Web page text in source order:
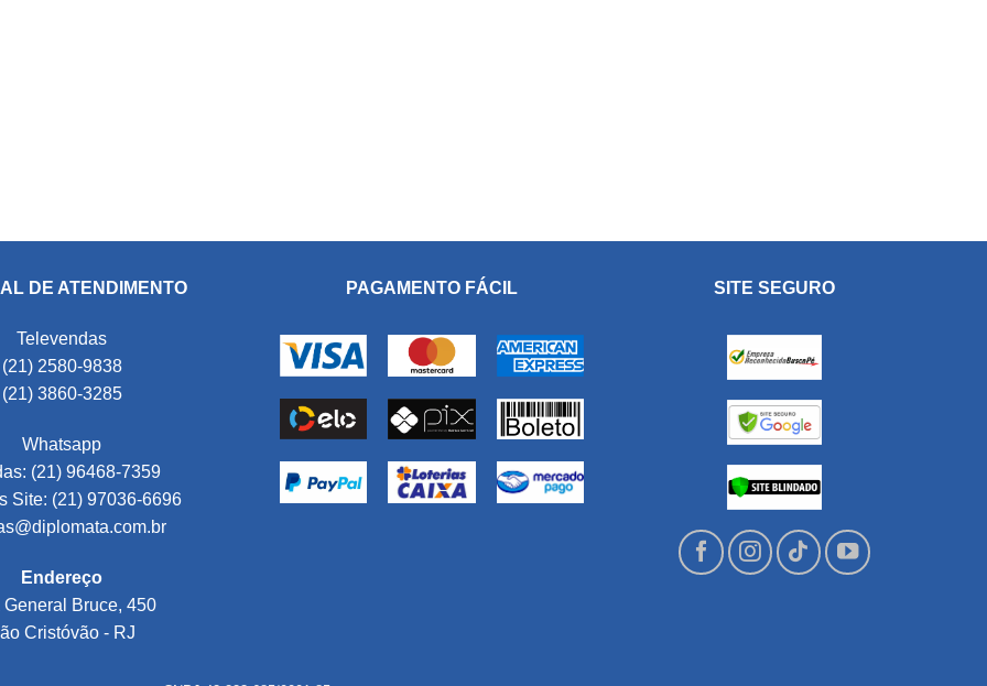
DE ATENDIMENTO
Televendas
(21) 2580-9838
(21) 3860-3285
Whatsapp
(21) 96468-7359
Site: (21) 97036-6696
Endereço
General Bruce, 450
Cristóvão - RJ
PAGAMENTO FÁCIL SITE SEGURO